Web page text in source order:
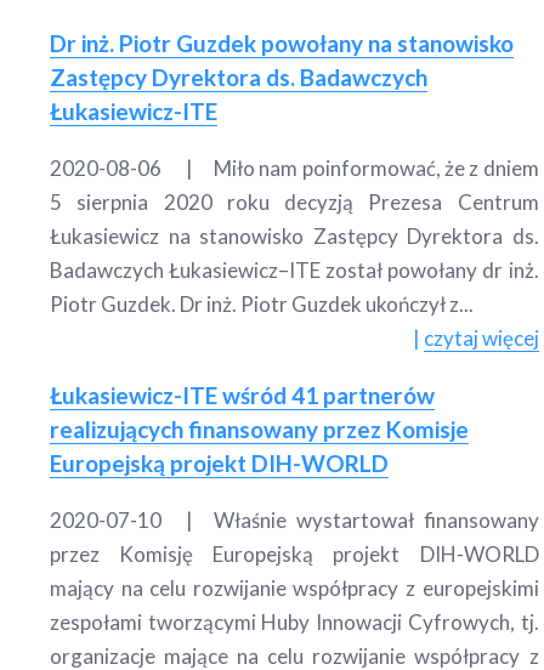
Dr inż. Piotr Guzdek powołany na stanowisko
Zastępcy Dyrektora ds. Badawczych
Łukasiewicz-ITE
2020-08-06
Miło nam poinformować, że z dniem
5 sierpnia 2020 roku decyzją Prezesa Centrum
Łukasiewicz na stanowisko Zastępcy Dyrektora ds.
Badawczych Łukasiewicz–ITE został powołany dr inż.
Piotr Guzdek. Dr inż. Piotr Guzdek ukończył z...
czytaj więcej
Łukasiewicz-ITE wśród 41 partnerów
realizujących finansowany przez Komisje
Europejską projekt DIH-WORLD
2020-07-10
Właśnie wystartował finansowany
przez Komisję Europejską projekt DIH-WORLD
mający na celu rozwijanie współpracy z europejskimi
zespołami tworzącymi Huby Innowacji Cyfrowych, tj.
organizacje mające na celu rozwijanie współpracy z